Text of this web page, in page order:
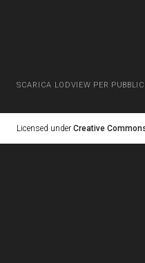
SCARICA LODVIEW PER
Licensed under Creative